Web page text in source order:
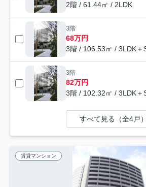
2階 / 61.44㎡ / 2LDK
3階
68万円
3階 / 106.53㎡ / 3LDK＋
3階
82万円
3階 / 102.32㎡ / 3LDK＋
すべて見る（全4戸）
賃貸マンション